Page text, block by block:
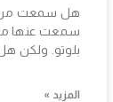
هل سمعت من
سمعت عنها
بلوتو. ولكن
المزيد »